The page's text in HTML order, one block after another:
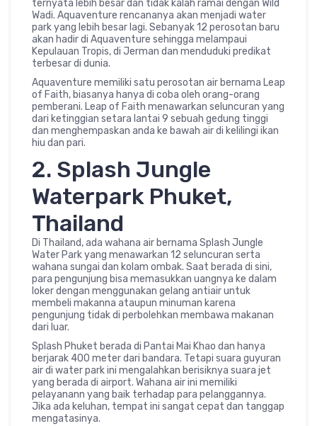
ternyata lebih besar dan tidak kalah ramai dengan Wild
Wadi. Aquaventure rencananya akan menjadi water
park yang lebih besar lagi. Sebanyak 12 perosotan baru
akan hadir di Aquaventure sehingga melampaui
Kepulauan Tropis, di Jerman dan menduduki predikat
terbesar di dunia.
Aquaventure memiliki satu perosotan air bernama Leap
of Faith, biasanya hanya di coba oleh orang-orang
pemberani. Leap of Faith menawarkan seluncuran yang
dari ketinggian setara lantai 9 sebuah gedung tinggi
dan menghempaskan anda ke bawah air di kelilingi ikan
hiu dan pari.
2. Splash Jungle
Waterpark Phuket,
Thailand
Di Thailand, ada wahana air bernama Splash Jungle
Water Park yang menawarkan 12 seluncuran serta
wahana sungai dan kolam ombak. Saat berada di sini,
para pengunjung bisa memasukkan uangnya ke dalam
loker dengan menggunakan gelang antiair untuk
membeli makanna ataupun minuman karena
pengunjung tidak di perbolehkan membawa makanan
dari luar.
Splash Phuket berada di Pantai Mai Khao dan hanya
berjarak 400 meter dari bandara. Tetapi suara guyuran
air di water park ini mengalahkan berisiknya suara jet
yang berada di airport. Wahana air ini memiliki
pelayanann yang baik terhadap para pelanggannya.
Jika ada keluhan, tempat ini sangat cepat dan tanggap
mengatasinya.